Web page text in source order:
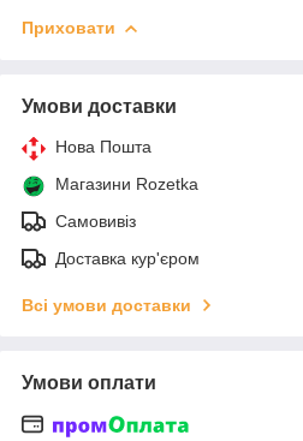
Приховати
Умови доставки
Нова Пошта
Магазини Rozetka
Самовивіз
Доставка кур'єром
Всі умови доставки
Умови оплати